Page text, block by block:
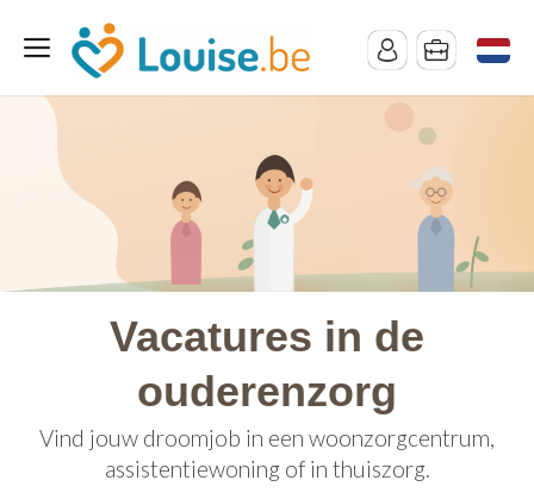
Vacatures in de
ouderenzorg
Vind jouw droomjob in een woonzorgcentrum,
assistentiewoning of in thuiszorg.